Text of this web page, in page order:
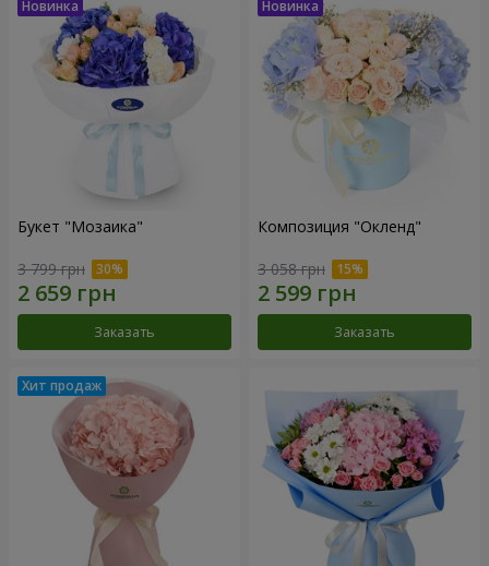
Букет "Мозаика"
3 799 грн
Заказать
Композиция "Окленд"
3 058 грн
Заказать